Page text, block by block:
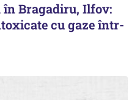
Bragadiru, Ilfov:
cu gaze într-